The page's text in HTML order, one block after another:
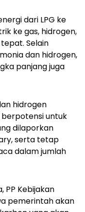
dari LPG ke
ke gas, hidrogen,
Selain
dan hidrogen,
panjang juga
hidrogen
untuk
dilaporkan
serta tetap
dalam jumlah
PP Kebijakan
pemerintah akan